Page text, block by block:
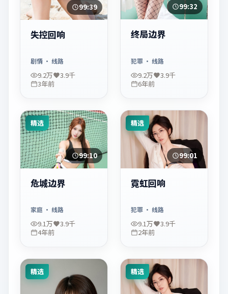
99:39
失控回响
剧情· 线路
9.2万
3.9千
3年前
99:32
终局边界
犯罪 · 线路
9.2万
3.9千
6年前
精选
99:10
危城边界
家庭 · 线路
9.1万
3.9千
4年前
精选
99:01
霓虹回响
犯罪 · 线路
9.1万
3.9千
2年前
精选 精选